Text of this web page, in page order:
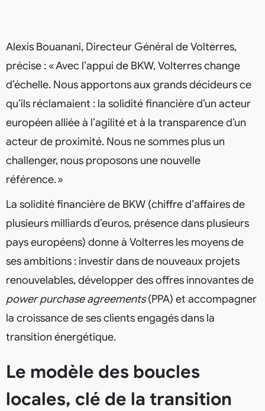
Alexis Bouanani, Directeur Général de Volterres,
précise : « Avec l’appui de BKW, Volterres change
d’échelle. Nous apportons aux grands décideurs ce
qu’ils réclamaient : la solidité financière d’un acteur
européen alliée à l’agilité et à la transparence d’un
acteur de proximité. Nous ne sommes plus un
challenger, nous proposons une nouvelle
référence. »
La solidité financière de BKW (chiffre d’affaires de
plusieurs milliards d’euros, présence dans plusieurs
pays européens) donne à Volterres les moyens de
ses ambitions : investir dans de nouveaux projets
renouvelables, développer des offres innovantes de
power purchase agreements(PPA) et accompagner
la croissance de ses clients engagés dans la
transition énergétique.
Le modèle des boucles
locales, clé de la transition